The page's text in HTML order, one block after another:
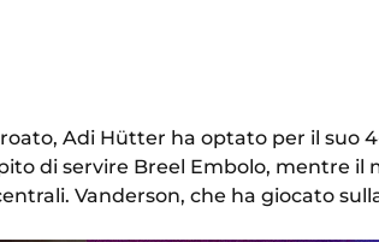
Adi Hütter ha optato per il suo
di servire Breel Embolo, mentre il
Vanderson, che ha giocato